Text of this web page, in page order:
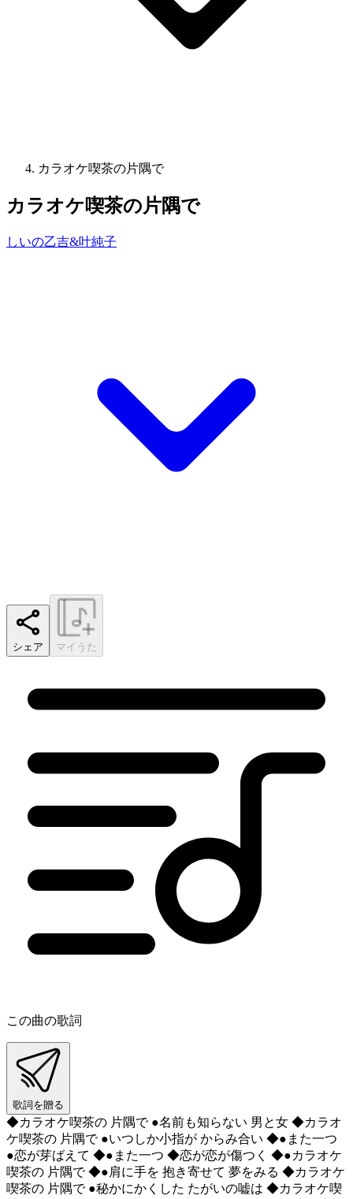
カラオケ喫茶の片隅で
カラオケ喫茶の片隅で
しいの乙吉&叶純子
シェア マイうた
この曲の歌詞
歌詞を贈る
◆カラオケ喫茶の 片隅で ●名前も知らない 男と女 ◆カラオ
ケ喫茶の 片隅で ●いつしか小指が からみ合い ◆●また一つ
●恋が芽ばえて ◆●また一つ ◆恋が恋が傷つく ◆●カラオケ
喫茶の 片隅で ◆●肩に手を 抱き寄せて 夢をみる ◆カラオケ
喫茶の 片隅で ●秘かにかくした たがいの嘘は ◆カラオケ喫